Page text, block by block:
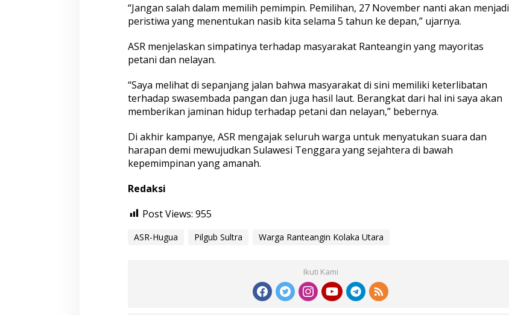
“Jangan salah dalam memilih pemimpin. Pemilihan, 27 November nanti akan menjadi
peristiwa yang menentukan nasib kita selama 5 tahun ke depan,” ujarnya.
ASR menjelaskan simpatinya terhadap masyarakat Ranteangin yang mayoritas
petani dan nelayan.
“Saya melihat di sepanjang jalan bahwa masyarakat di sini memiliki keterlibatan
terhadap swasembada pangan dan juga hasil laut. Berangkat dari hal ini saya akan
memberikan jaminan hidup terhadap petani dan nelayan,” bebernya.
Di akhir kampanye, ASR mengajak seluruh warga untuk menyatukan suara dan
harapan demi mewujudkan Sulawesi Tenggara yang sejahtera di bawah
kepemimpinan yang amanah.
Redaksi
Post Views: 955
ASR-Hugua Pilgub Sultra Warga Ranteangin Kolaka Utara
Ikuti Kami